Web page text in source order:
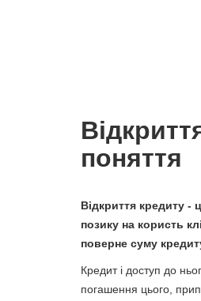
поняття
Відкриття кредиту -
позику на користь
поверне суму
Кредит і доступ до
погашення цього,